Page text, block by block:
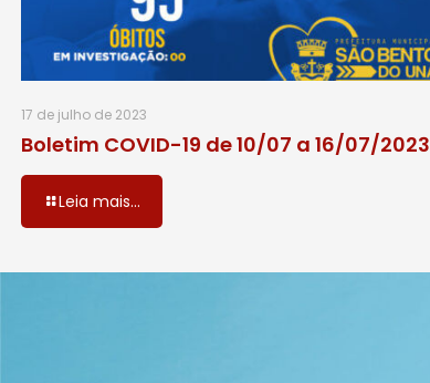
17 de julho de 2023
Boletim COVID-19 de 10/07 a 16/07/2023
Leia mais...